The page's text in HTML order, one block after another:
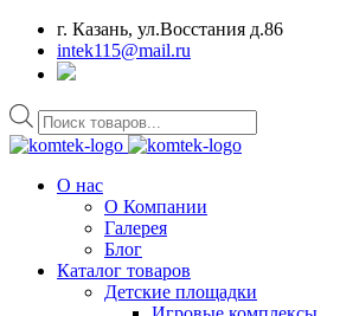
г. Казань, ул.Восстания д.86
intek115@mail.ru
Поиск
товаров
О нас
О Компании
Галерея
Блог
Каталог товаров
Детские площадки